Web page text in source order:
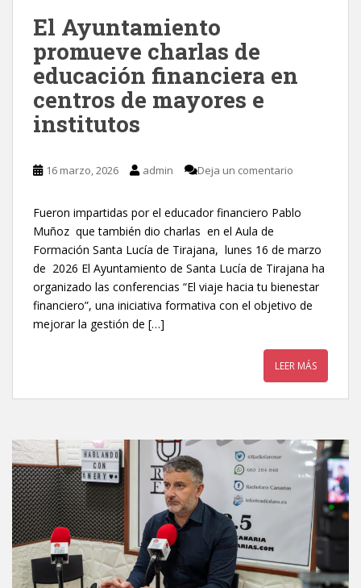
El Ayuntamiento
promueve charlas de
educación financiera en
centros de mayores e
institutos
16 marzo, 2026 admin Deja un comentario
Fueron impartidas por el educador financiero Pablo
Muñoz que también dio charlas en el Aula de
Formación Santa Lucía de Tirajana, lunes 16 de marzo
de 2026 El Ayuntamiento de Santa Lucía de Tirajana ha
organizado las conferencias “El viaje hacia tu bienestar
financiero”, una iniciativa formativa con el objetivo de
mejorar la gestión de […]
LEER MÁS